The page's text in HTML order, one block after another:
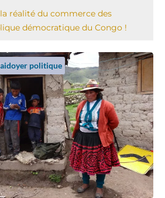
réalité du commerce des
démocratique du Congo !
politique